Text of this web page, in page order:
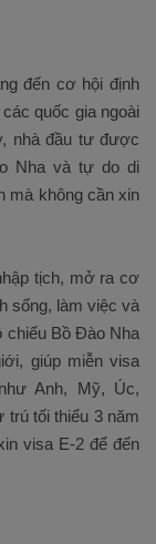
đến cơ hội định
quốc gia ngoài
nhà đầu tư được
Nha và tự do di
mà không cần xin
tịch, mở ra cơ
sống, làm việc và
chiếu Bồ Đào Nha
giúp miễn visa
Anh, Mỹ, Úc,
trú tối thiểu 3 năm
visa E-2 để đến